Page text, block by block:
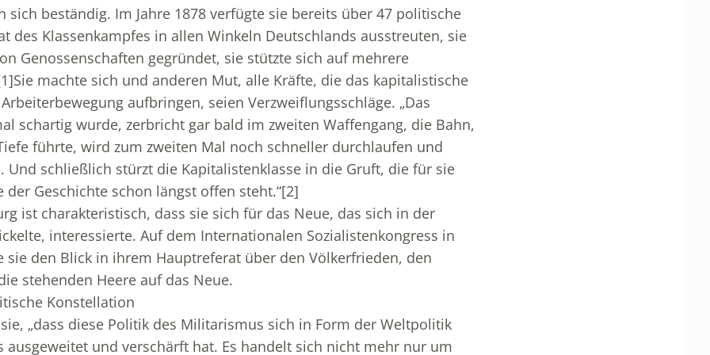
sich beständig. Im Jahre 1878 verfügte sie bereits über 47 politische
des Klassenkampfes in allen Winkeln Deutschlands ausstreuten, sie
Genossenschaften gegründet, sie stützte sich auf mehrere
Sie machte sich und anderen Mut, alle Kräfte, die das kapitalistische
aufbringen, seien Verzweiflungsschläge. „Das
schartig wurde, zerbricht gar bald im zweiten Waffengang, die Bahn,
führte, wird zum zweiten Mal noch schneller durchlaufen und
Und schließlich stürzt die Kapitalistenklasse in die Gruft, die für sie
Geschichte schon längst offen steht.“[2]
ist charakteristisch, dass sie sich für das Neue, das sich in der
interessierte. Auf dem Internationalen Sozialistenkongress in
sie den Blick in ihrem Hauptreferat über den Völkerfrieden, den
stehenden Heere auf das Neue.
Konstellation
„dass diese Politik des Militarismus sich in Form der Weltpolitik
ausgeweitet und verschärft hat. Es handelt sich nicht mehr nur um